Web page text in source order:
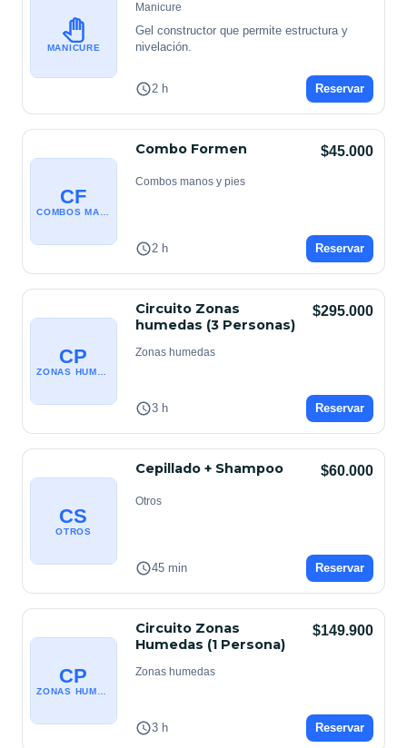
MANICURE
Manicure
Gel constructor que permite estructura y
nivelación.
2 h Reservar
CF
Combo Formen $45.000
Combos manos y pies
2 h Reservar
CP
Circuito Zonas
humedas (3 Personas)
$295.000
Zonas humedas
3 h Reservar
CS
OTROS
Cepillado + Shampoo $60.000
Otros
45 min Reservar
CP
Circuito Zonas
Humedas (1 Persona)
$149.900
Zonas humedas
3 h Reservar